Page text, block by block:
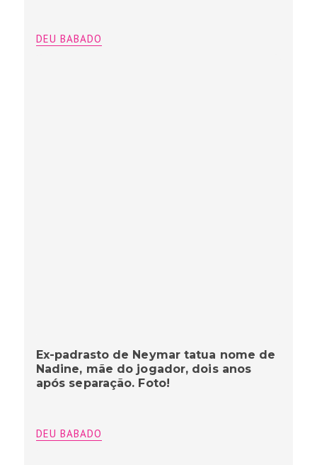
DEU BABADO
Ex-padrasto de Neymar tatua nome de
Nadine, mãe do jogador, dois anos
após separação. Foto!
DEU BABADO